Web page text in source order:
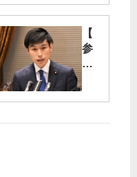
常
事
態
」
池
氏
ら
【
参
院
算
】